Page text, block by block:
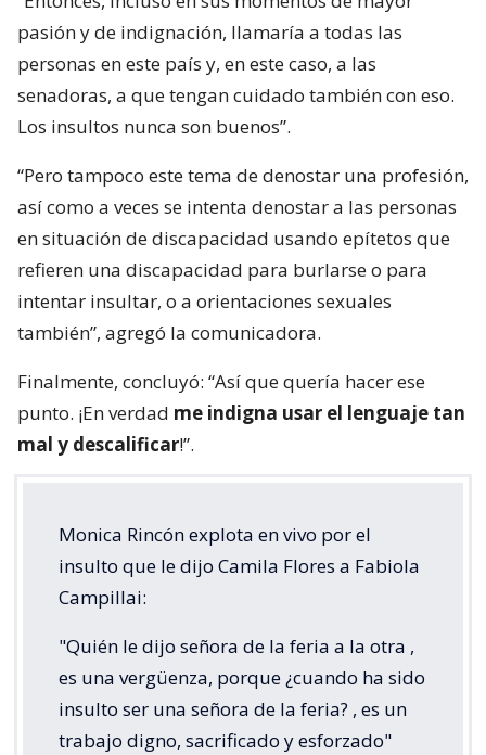
pasión y de indignación, llamaría a todas las
personas en este país y, en este caso, a las
senadoras, a que tengan cuidado también con eso.
Los insultos nunca son buenos”.
“Pero tampoco este tema de denostar una profesión,
así como a veces se intenta denostar a las personas
en situación de discapacidad usando epítetos que
refieren una discapacidad para burlarse o para
intentar insultar, o a orientaciones sexuales
también”, agregó la comunicadora.
Finalmente, concluyó: “Así que quería hacer ese
punto. ¡En verdad me indigna usar el lenguaje tan
mal y descalificar!”.
Monica Rincón explota en vivo por el
insulto que le dijo Camila Flores a Fabiola
Campillai:
"Quién le dijo señora de la feria a la otra ,
es una vergüenza, porque ¿cuando ha sido
insulto ser una señora de la feria? , es un
trabajo digno, sacrificado y esforzado"